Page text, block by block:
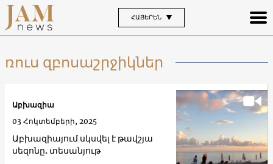
ՀԱՅԵՐԵՆ
ռուս զբոսաշրջիկներ
Աբխազիայում սկսվել է թավշյա
սեզոնը. տեսանյութ
Աբխազիա
03 Հոկտեմբերի, 2025